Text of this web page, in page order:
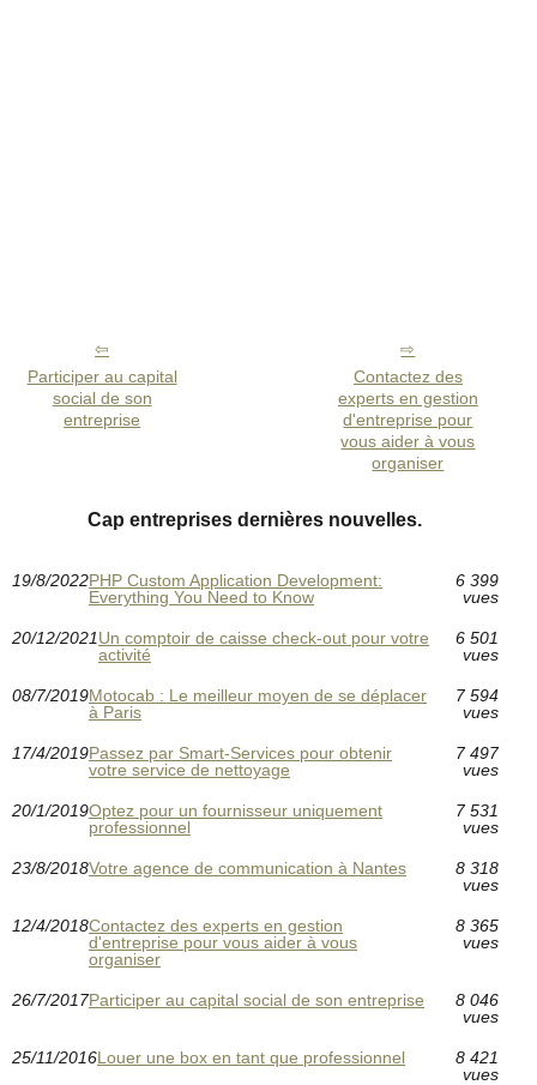
Participer au capital
social de son
entreprise
Contactez des
experts en gestion
d'entreprise pour
vous aider à vous
organiser
Cap entreprises dernières nouvelles.
19/8/2022PHP Custom Application Development:
Everything You Need to Know
6 399
vues
20/12/2021Un comptoir de caisse check-out pour votre
activité
6 501
vues
08/7/2019Motocab : Le meilleur moyen de se déplacer
à Paris
7 594
vues
17/4/2019Passez par Smart-Services pour obtenir
votre service de nettoyage
7 497
vues
20/1/2019Optez pour un fournisseur uniquement
professionnel
7 531
vues
23/8/2018Votre agence de communication à Nantes
8 318
vues
12/4/2018Contactez des experts en gestion
d'entreprise pour vous aider à vous
organiser
8 365
vues
26/7/2017Participer au capital social de son entreprise
8 046
vues
25/11/2016Louer une box en tant que professionnel
8 421
vues